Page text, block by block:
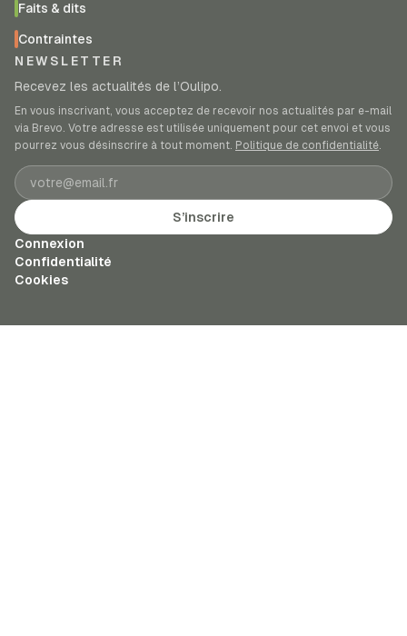
Faits & dits
Contraintes
NEWSLETTER
Recevez les actualités de l’Oulipo.
En vous inscrivant, vous acceptez de recevoir nos actualités par e-mail
via Brevo. Votre adresse est utilisée uniquement pour cet envoi et vous
pourrez vous désinscrire à tout moment. Politique de confidentialité.
Adresse e-mail
S’inscrire
Connexion
Confidentialité
Cookies